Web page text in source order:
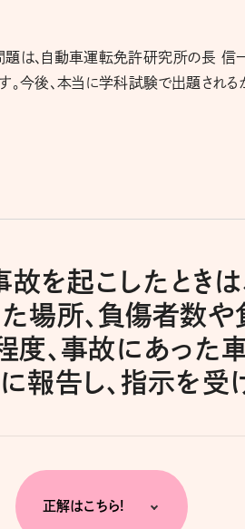
は、自動車運転免許研究所の長
今後、本当に学科試験で出題されるか
を起こしたときは
場所、負傷者数や
度、事故にあった
報告し、指示を受
正解はこちら!